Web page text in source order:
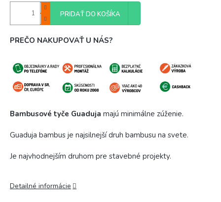
PRIDAŤ DO KOŠÍKA
PREČO NAKUPOVAŤ U NÁS?
Bambusové tyče Guaduja majú minimálne zúženie.
Guaduja bambus je najsilnejší druh bambusu na svete.
Je najvhodnejším druhom pre stavebné projekty.
Detailné informácie